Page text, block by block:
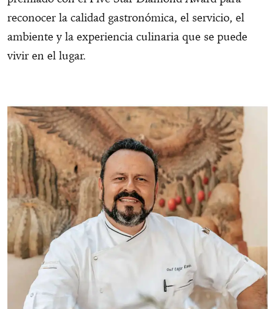
reconocer la calidad gastronómica, el servicio, el
ambiente y la experiencia culinaria que se puede
vivir en el lugar.